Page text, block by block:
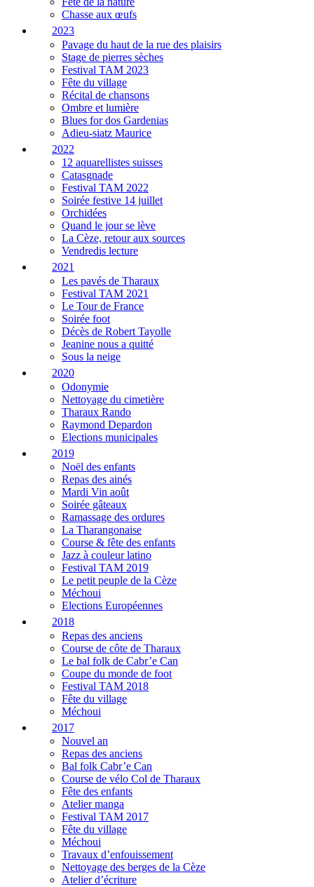
Chasse aux œufs
2023
Pavage du haut de la rue des plaisirs
Stage de pierres sèches
Festival TAM 2023
Fête du village
Récital de chansons
Ombre et lumière
Blues for dos Gardenias
Adieu-siatz Maurice
2022
12 aquarellistes suisses
Catasgnade
Festival TAM 2022
Soirée festive 14 juillet
Orchidées
Quand le jour se lève
La Cèze, retour aux sources
Vendredis lecture
2021
Les pavés de Tharaux
Festival TAM 2021
Le Tour de France
Soirée foot
Décès de Robert Tayolle
Jeanine nous a quitté
Sous la neige
2020
Odonymie
Nettoyage du cimetière
Tharaux Rando
Raymond Depardon
Elections municipales
2019
Noël des enfants
Repas des ainés
Mardi Vin août
Soirée gâteaux
Ramassage des ordures
La Tharangonaise
Course & fête des enfants
Jazz à couleur latino
Festival TAM 2019
Le petit peuple de la Cèze
Méchoui
Elections Européennes
2018
Repas des anciens
Course de côte de Tharaux
Le bal folk de Cabr’e Can
Coupe du monde de foot
Festival TAM 2018
Fête du village
Méchoui
2017
Nouvel an
Repas des anciens
Bal folk Cabr’e Can
Course de vélo Col de Tharaux
Fête des enfants
Atelier manga
Festival TAM 2017
Fête du village
Méchoui
Travaux d’enfouissement
Nettoyage des berges de la Cèze
Atelier d’écriture